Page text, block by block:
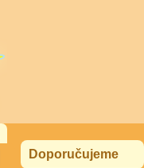
Doporučujeme